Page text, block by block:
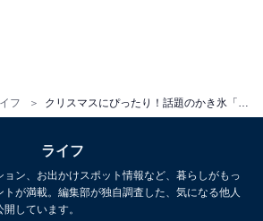
フ
ライフ
ン、お出かけスポット情報など、暮らしがもっ
トが満載。編集部が独自調査した、気になる他人
しています。